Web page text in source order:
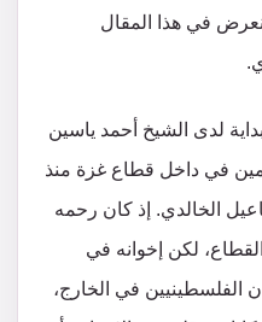
في هذا المقال
لدى الشيخ أحمد ياسين
في داخل قطاع غزة منذ
خلفاً لإسماعيل الخالدي. إذ كان رحمه
لكن إخوانه في
الفلسطينيين في الخارج،